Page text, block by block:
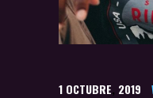
1 OCTUBRE, 2019